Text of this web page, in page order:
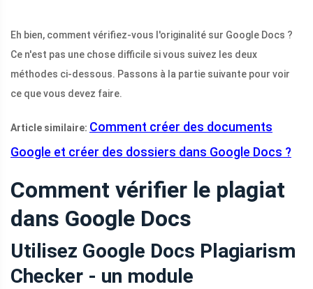
Eh bien, comment vérifiez-vous l'originalité sur Google Docs ?
Ce n'est pas une chose difficile si vous suivez les deux
méthodes ci-dessous. Passons à la partie suivante pour voir
ce que vous devez faire.
Article similaire: Comment créer des documents
Google et créer des dossiers dans Google Docs ?
Comment vérifier le plagiat
dans Google Docs
Utilisez Google Docs Plagiarism
Checker - un module